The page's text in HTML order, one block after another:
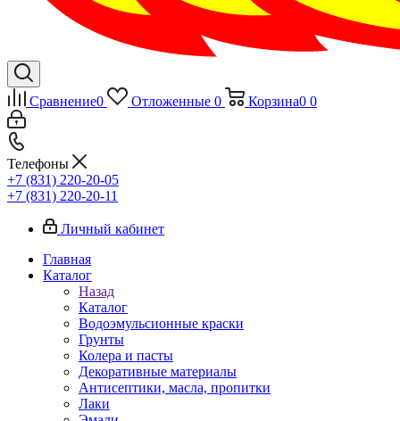
Сравнение0 Отложенные 0 Корзина0 0
Телефоны
+7 (831) 220-20-05
+7 (831) 220-20-11
Личный кабинет
Главная
Каталог
Назад
Каталог
Водоэмульсионные краски
Грунты
Колера и пасты
Декоративные материалы
Антисептики, масла, пропитки
Лаки